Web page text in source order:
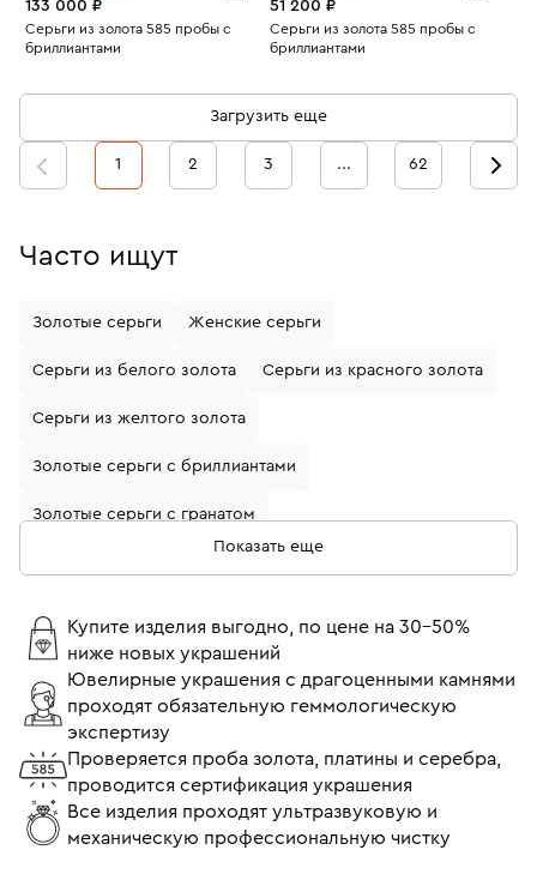
133 000 ₽
Серьги из золота 585 пробы с
бриллиантами
51 200 ₽
Серьги из золота 585 пробы с
бриллиантами
Загрузить еще
1 2 3 ... 62
Часто ищут
Золотые серьги Женские серьги
Серьги из белого золота Серьги из красного золота
Серьги из желтого золота
Золотые серьги с бриллиантами
Золотые серьги с гранатом
Золотые серьги с рубином
Серьги из белого золота с бриллиантами
Серьги пусеты (гвоздики) Серьги с бриллиантами
Серьги 750 пробы
Серьги пусеты (гвоздики) с бриллиантами
Показать еще
Купите изделия выгодно, по цене на 30-50%
ниже новых украшений
Ювелирные украшения с драгоценными камнями
проходят обязательную геммологическую
экспертизу
Проверяется проба золота, платины и серебра,
проводится сертификация украшения
Все изделия проходят ультразвуковую и
механическую профессиональную чистку